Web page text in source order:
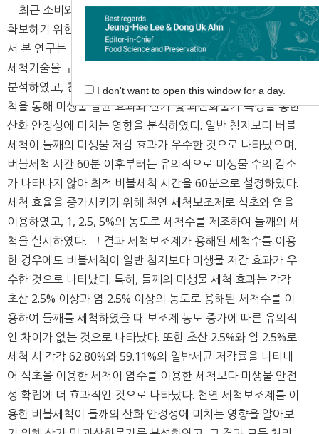
최근 소비와 재배가 증가하고 있는 들깨의 미생물 안전성을
확보하기 위한 세척기술에 대한 연구가 전무한 실정이다. 따라
서 본 연구는 들깨의 수확 후 관리의 일환으로써 위생적 천연
세척기술을 구축하기 위해 버블세척 시간에 따른 미생물 수를
분석하였고, 천연 세척보조제인 식초와 염수를 이용한 버블세
척을 통해 미생물 살균 효과와 산가 및 과산화물가 측정을 통한
산화 안정성에 미치는 영향을 분석하였다. 일반 침지보다 버블
세척이 들깨의 미생물 저감 효과가 우수한 것으로 나타났으며,
버블세척 시간 60분 이후부터는 유의적으로 미생물 수의 감소
가 나타나지 않아 최적 버블세척 시간을 60분으로 설정하였다.
세척 효율을 증가시키기 위해 천연 세척보조제로 식초와 염을
이용하였고, 1, 2.5, 5%의 농도로 세척수를 제조하여 들깨의 세
척을 실시하였다. 그 결과 세척보조제가 용해된 세척수를 이용
한 경우에도 버블세척이 일반 침지보다 미생물 저감 효과가 우
수한 것으로 나타났다. 특히, 들깨의 미생물 세척 효과는 각각
초산 2.5% 이상과 염 2.5% 이상의 농도로 용해된 세척수를 이
용하여 들깨를 세척하였을 때 보조제 농도 증가에 따른 유의적
인 차이가 없는 것으로 나타났다. 또한 초산 2.5%와 염 2.5%로
세척 시 각각 62.80%와 59.11%의 일반세균 저감률을 나타내
어 식초을 이용한 세척이 염수를 이용한 세척보다 미생물 안전
성 확립에 더 효과적인 것으로 나타났다. 천연 세척보조제를 이
용한 버블세척이 들깨의 산화 안정성에 미치는 영향을 알아보
I don't want to open this window for a day.